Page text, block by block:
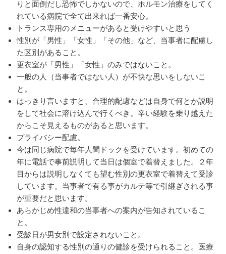
りと面倒だし恐怖でしかないので、ホルモン治療をしてく
れている病院で全て出来れば一番安心。
トランス専用のメニューがあると受けやすいと思う
性別が「男性」「女性」「その他」など、当事者に配慮し
た区別があること。
更衣室が「男性」「女性」のみではないこと。
一般の人（当事者ではない人）が不快な思いをしないこ
と。
はっきり言いますと、合理的配慮などは自身で何とか説明
をして社会に溶け込んで行くべき。辛い経験を乗り越えた
からこそ見えるものがあると思います。
プライバシー配慮。
今は同じ病院で毎年人間ドックを受けています。初めての
年に電話で事前説明して当日は個室で着替えました。２年
目からは説明しなくても望む性別の更衣室で着替えて受診
しています。当事者で有る事がカルテ等で引継ぎされる事
が重要だと思います。
あらかじめ性違和の当事者への案内が告知されているこ
と。
受診日が男女別で設定されないこと。
自身の認知する性別の通りの健診を受けられること。医療